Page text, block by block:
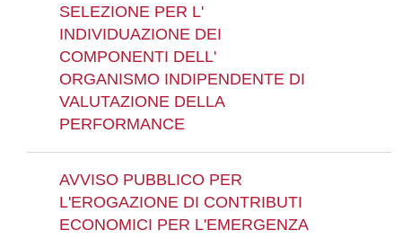
SELEZIONE PER L'
INDIVIDUAZIONE DEI
COMPONENTI DELL'
ORGANISMO INDIPENDENTE DI
VALUTAZIONE DELLA
PERFORMANCE
AVVISO PUBBLICO PER
L'EROGAZIONE DI CONTRIBUTI
ECONOMICI PER L'EMERGENZA